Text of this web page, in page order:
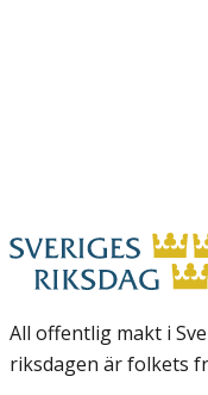
All offentlig makt i
riksdagen är folkets